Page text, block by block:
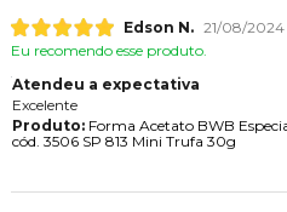
Edson N. 21/08/2024
Eu recomendo esse produto.
Atendeu a expectativa
Excelente
Produto:Forma Acetato BWB
cód. 3506 SP 813 Mini Trufa 30g